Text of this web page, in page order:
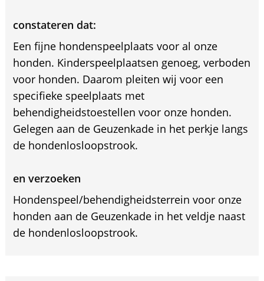
constateren dat:
Een fijne hondenspeelplaats voor al onze
honden. Kinderspeelplaatsen genoeg, verboden
voor honden. Daarom pleiten wij voor een
specifieke speelplaats met
behendigheidstoestellen voor onze honden.
Gelegen aan de Geuzenkade in het perkje langs
de hondenlosloopstrook.
en verzoeken
Hondenspeel/behendigheidsterrein voor onze
honden aan de Geuzenkade in het veldje naast
de hondenlosloopstrook.